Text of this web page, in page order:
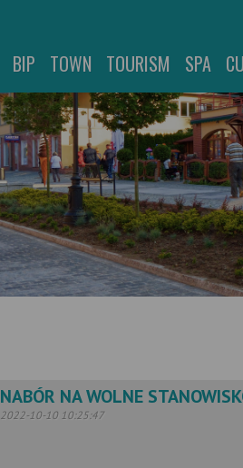
BIP TOWN TOURISM SPA
NABÓR NA WOLNE
2022-10-10 10:25:47